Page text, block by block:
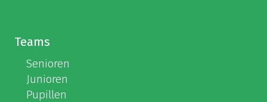
Teams
Senioren
Junioren
Pupillen